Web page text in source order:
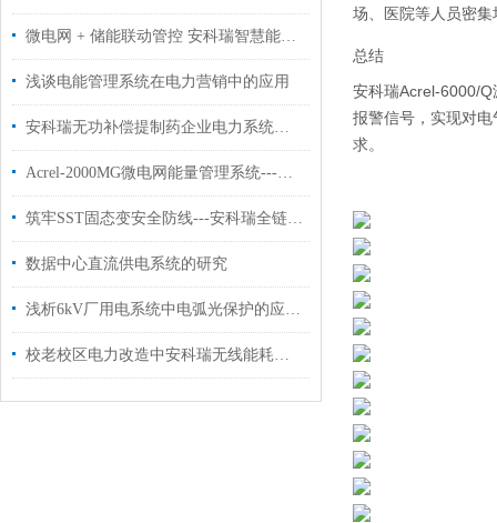
微电网 + 储能联动管控 安科瑞智慧能源管理平台适配电子厂房场景
浅谈电能管理系统在电力营销中的应用
安科瑞无功补偿提制药企业电力系统功率因数的解决方案
Acrel-2000MG微电网能量管理系统---消纳新能源削峰填谷提效率
筑牢SST固态变安全防线---安科瑞全链路防护体系护航新型电力系统
数据中心直流供电系统的研究
浅析6kV厂用电系统中电弧光保护的应用方案
校老校区电力改造中安科瑞无线能耗监测系统的设计
场、医院等人员密
总结
安科瑞Acrel-6000/Q
报警信号，实现对
求。